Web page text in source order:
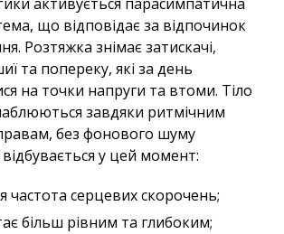
що відповідає за відпочинок
Розтяжка знімає затискачі,
та попереку, які за день
на точки напруги та втоми. Тіло
завдяки ритмічним
без фонового шуму
у цей момент:
частота серцевих скорочень;
більш рівним та глибоким;